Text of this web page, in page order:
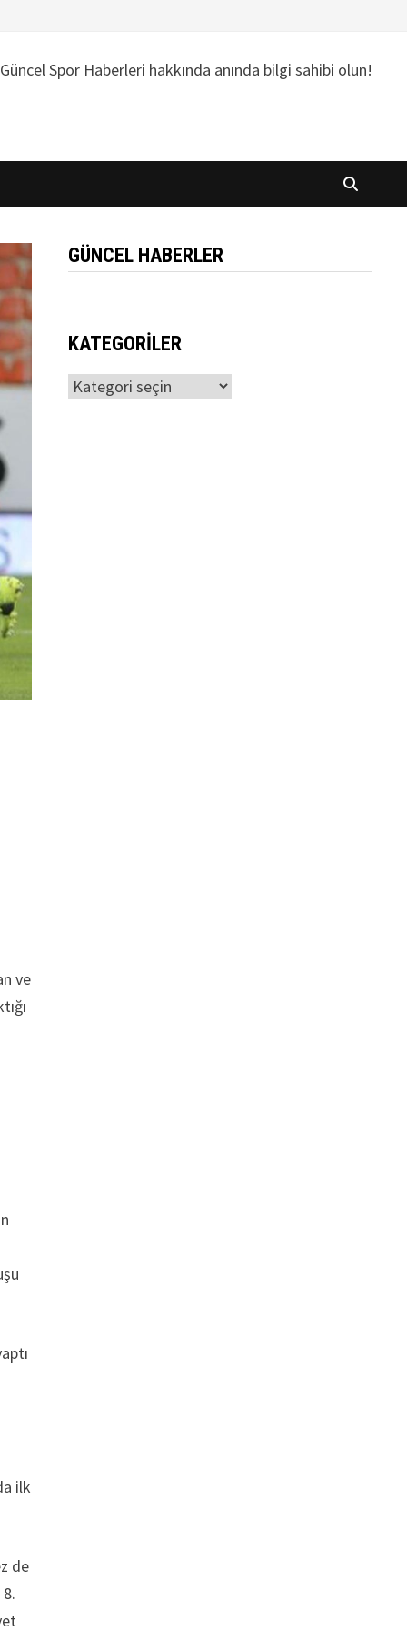
Güncel Spor Haberleri hakkında anında bilgi sahibi olun!
ve
ilk
de
GÜNCEL HABERLER
KATEGORILER
Kategoriler